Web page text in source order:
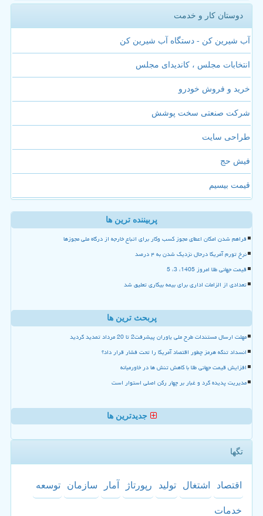
دوستان کار و خدمت
آب شیرین کن - دستگاه آب شیرین کن
انتخابات مجلس ، کاندیدای مجلس
خرید و فروش خودرو
شرکت صنعتی سخت پوشش
طراحی سایت
فیش حج
قیمت بیسیم
پربیننده ترین ها
فراهم شدن امکان اعطای مجوز کسب وکار برای اتباع خارجه از درگاه ملی مجوزها
نرخ تورم آمریکا درحال نزدیک شدن به ۴ درصد
قیمت جهانی طلا امروز 1405، 3، 5
تعدادی از الزامات اداری برای بیمه بیکاری تعلیق شد
پربحث ترین ها
مهلت ارسال مستندات طرح ملی یاوران پیشرفت2 تا 20 مرداد تمدید گردید
انسداد تنگه هرمز چطور اقتصاد آمریکا را تحت فشار قرار داد؟
افزایش قیمت جهانی طلا با کاهش تنش ها در خاورمیانه
مدیریت پدیده گرد و غبار بر چهار رکن اصلی استوار است
جدیدترین ها
تگها
اقتصاد اشتغال تولید رپورتاژ آمار سازمان توسعه
خدمات